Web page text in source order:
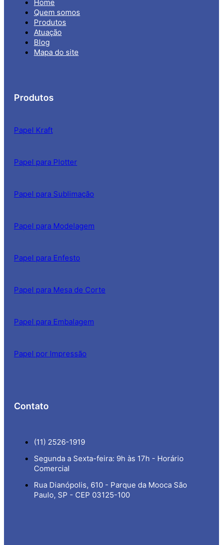
Home
Quem somos
Produtos
Atuação
Blog
Mapa do site
Produtos
Papel Kraft
Papel para Plotter
Papel para Sublimação
Papel para Modelagem
Papel para Enfesto
Papel para Mesa de Corte
Papel para Embalagem
Papel por Impressão
Contato
(11) 2526-1919
Segunda a Sexta-feira: 9h às 17h - Horário
Comercial
Rua Dianópolis, 610 - Parque da Mooca São
Paulo, SP - CEP 03125-100